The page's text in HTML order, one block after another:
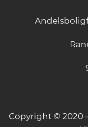
Copyright © 2020